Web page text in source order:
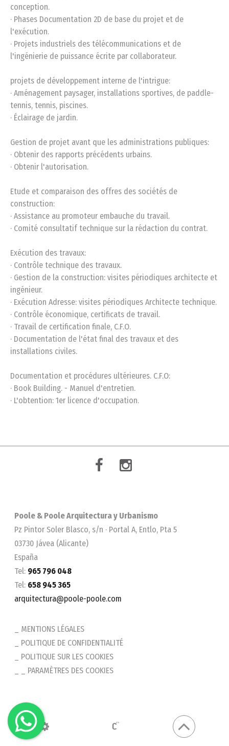
conception.
· Phases Documentation 2D de base du projet et de
l'exécution.
· Projets industriels des télécommunications et de
l'ingénierie de puissance écrite par collaborateur.
projets de développement interne de l'intrigue:
· Aménagement paysager, installations sportives, de paddle-
tennis, tennis, piscines.
· Éclairage de jardin.
Gestion de projet avant que les administrations publiques:
· Obtenir des rapports précédents urbains.
· Obtenir l'autorisation.
Etude et comparaison des offres des sociétés de
construction:
· Assistance au promoteur embauche du travail.
· Comité consultatif technique sur la rédaction du contrat.
Exécution des travaux:
· Contrôle technique des travaux.
· Gestion de la construction: visites périodiques architecte et
ingénieur.
· Exécution Adresse: visites périodiques Architecte technique.
· Contrôle économique, certificats de travail.
· Travail de certification finale, C.F.O.
· Documentation de l'état final des travaux et des
installations civiles.
Documentation et procédures ultérieures. C.F.O:
· Book Building. - Manuel d'entretien.
· L'obtention: 1er licence d'occupation.
Poole & Poole Arquitectura y Urbanismo
Pz Pintor Soler Blasco, s/n · Portal A, Entlo, Pta 5
03730 Jávea (Alicante)
España
Tel: 965 796 048
Tel: 658 945 365
arquitectura@poole-poole.com
MENTIONS LÉGALES
POLITIQUE DE CONFIDENTIALITÉ
POLITIQUE SUR LES COOKIES
_ PARAMÈTRES DES COOKIES